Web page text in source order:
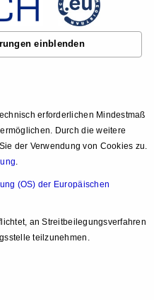
einblenden
erforderlichen Mindestmaß
Durch die weitere
der Verwendung von Cookies zu.
.
(OS) der Europäischen
an Streitbeilegungsverfahren
teilzunehmen.